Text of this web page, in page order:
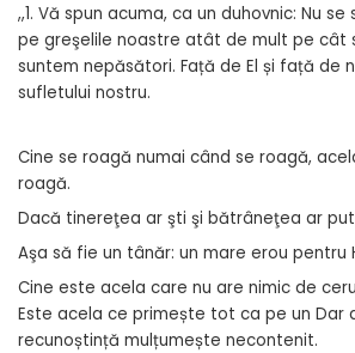
,,1. Vă spun acuma, ca un duhovnic: Nu
pe greşelile noastre atât de mult pe cât
suntem nepăsători. Față de El și față de
sufletului nostru.
Cine se roagă numai când se roagă,
roagă.
Dacă tinereţea ar şti şi bătrâneţea ar
Aşa să fie un tânăr: un mare erou pentru
Cine este acela care nu are nimic de
Este acela ce primește tot ca pe un Dar
recunoștință mulțumește necontenit.